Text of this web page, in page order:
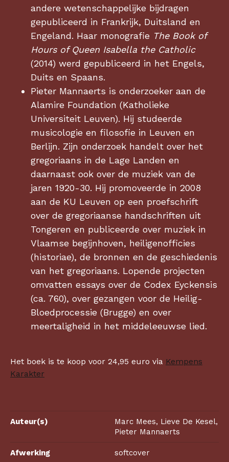
andere wetenschappelijke bijdragen
gepubliceerd in Frankrijk, Duitsland en
Engeland. Haar monografie The Book of
Hours of Queen Isabella the Catholic
(2014) werd gepubliceerd in het Engels,
Duits en Spaans.
Pieter Mannaerts is onderzoeker aan de
Alamire Foundation (Katholieke
Universiteit Leuven). Hij studeerde
musicologie en filosofie in Leuven en
Berlijn. Zijn onderzoek handelt over het
gregoriaans in de Lage Landen en
daarnaast ook over de muziek van de
jaren 1920-30. Hij promoveerde in 2008
aan de KU Leuven op een proefschrift
over de gregoriaanse handschriften uit
Tongeren en publiceerde over muziek in
Vlaamse begijnhoven, heiligenofficies
(historiae), de bronnen en de geschiedenis
van het gregoriaans. Lopende projecten
omvatten essays over de Codex Eyckensis
(ca. 760), over gezangen voor de Heilig-
Bloedprocessie (Brugge) en over
meertaligheid in het middeleeuwse lied.
Het boek is te koop voor 24,95 euro via Kempens
Karakter
Auteur(s)
Marc Mees, Lieve De Kesel,
Pieter Mannaerts
Afwerking softcover